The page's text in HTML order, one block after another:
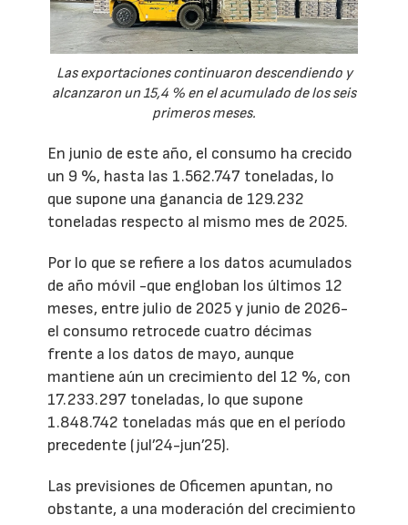
Las exportaciones continuaron descendiendo y
alcanzaron un 15,4 % en el acumulado de los seis
primeros meses.
En junio de este año, el consumo ha crecido
un 9 %, hasta las 1.562.747 toneladas, lo
que supone una ganancia de 129.232
toneladas respecto al mismo mes de 2025.
Por lo que se refiere a los datos acumulados
de año móvil -que engloban los últimos 12
meses, entre julio de 2025 y junio de 2026-
el consumo retrocede cuatro décimas
frente a los datos de mayo, aunque
mantiene aún un crecimiento del 12 %, con
17.233.297 toneladas, lo que supone
1.848.742 toneladas más que en el período
precedente (jul’24-jun’25).
Las previsiones de Oficemen apuntan, no
obstante, a una moderación del crecimiento